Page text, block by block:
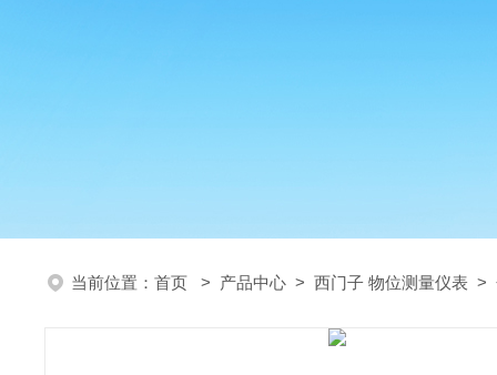
当前位置： 首页 > 产品中心 > 西门子 物位测量仪表 >